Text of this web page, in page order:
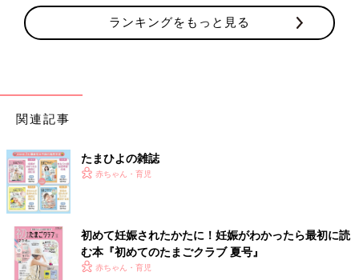
――ほかに思い出に残るようなデコレーションはありますか？
「写真だけでなく、手書きメッセージを添えると日記代わりにも
なります。そのときの状況やママ・パパの気持ちを書いておけ
あたたかみですよね」。
クを作る♪
ランキングをもっと見る
関連記事
たまひよの雑誌
赤ちゃん・育児
初めて妊娠されたかたに！妊娠がわかったら最初に読
む本『初めてのたまごクラブ 夏号』
赤ちゃん・育児